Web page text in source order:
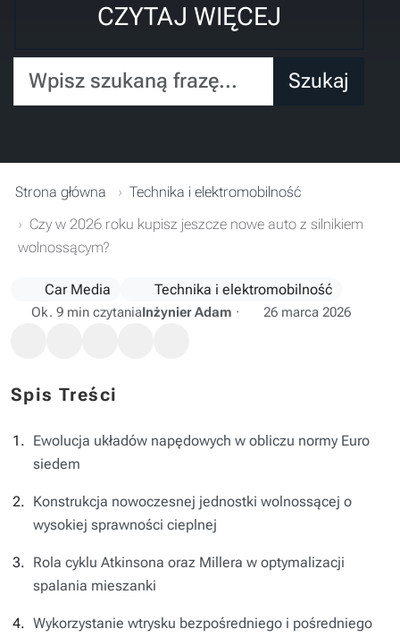
CZYTAJ WIĘCEJ
Wpisz szukaną frazę... Szukaj
Strona główna
Technika i elektromobilność
Czy w 2026 roku kupisz jeszcze nowe auto z silnikiem
wolnossącym?
Car Media Technika i elektromobilność
Ok. 9 min czytaniaInżynier Adam · 26 marca 2026
Spis Treści
Ewolucja układów napędowych w obliczu normy Euro
siedem
Konstrukcja nowoczesnej jednostki wolnossącej o
wysokiej sprawności cieplnej
Rola cyklu Atkinsona oraz Millera w optymalizacji
spalania mieszanki
Wykorzystanie wtrysku bezpośredniego i pośredniego